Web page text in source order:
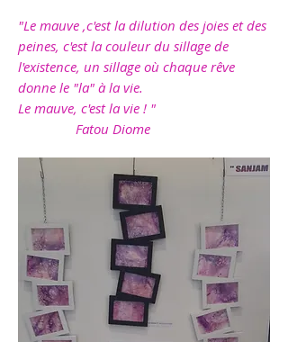
"Le mauve ,c'est la dilution des joies et des
peines, c'est la couleur du sillage de
l'existence, un sillage où chaque rêve
donne le "la" à la vie.
Le mauve, c'est la vie ! "
Fatou Diome